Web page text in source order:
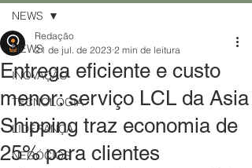
NEWS
INOVAÇÃO
TECNOLOGIA
LIDERANÇA
NEGÓCIOS
NEWS
Entrega eficiente e custo
menor: serviço LCL da Asia
Shipping traz economia de
25% para clientes
Redação
21 de jul. de 2023 2 min de leitura